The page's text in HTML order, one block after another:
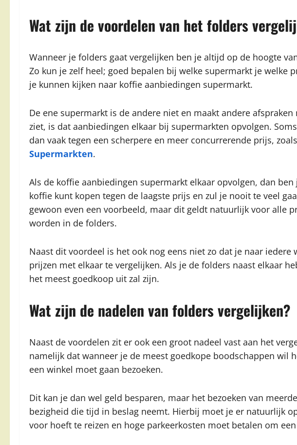
Wat zijn de voordelen van het folders
Wanneer je folders gaat vergelijken ben je altijd op de hoogte
Zo kun je zelf heel; goed bepalen bij welke supermarkt je welke
je kunnen kijken naar koffie aanbiedingen supermarkt.
De ene supermarkt is de andere niet en maakt andere
ziet, is dat aanbiedingen elkaar bij supermarkten opvolgen.
dan vaak tegen een scherpere en meer concurrerende prijs,
Supermarkten.
Als de koffie aanbiedingen supermarkt elkaar opvolgen, dan
koffie kunt kopen tegen de laagste prijs en zul je nooit te veel
gewoon even een voorbeeld, maar dit geldt natuurlijk voor alle
worden in de folders.
Naast dit voordeel is het ook nog eens niet zo dat je naar iedere
prijzen met elkaar te vergelijken. Als je de folders naast elkaar
het meest goedkoop uit zal zijn.
Wat zijn de nadelen van folders vergelijken?
Naast de voordelen zit er ook een groot nadeel vast aan het
namelijk dat wanneer je de meest goedkope boodschappen wil
een winkel moet gaan bezoeken.
Dit kan je dan wel geld besparen, maar het bezoeken van
bezigheid die tijd in beslag neemt. Hierbij moet je er natuurlijk
voor hoeft te reizen en hoge parkeerkosten moet betalen om